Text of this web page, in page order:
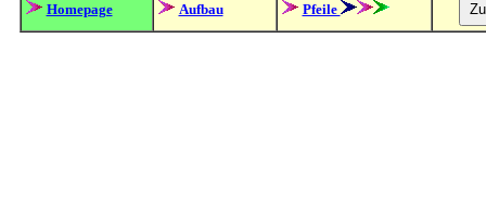
Homepage Aufbau Pfeile